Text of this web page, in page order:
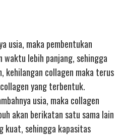
usia, maka pembentukan
waktu lebih panjang, sehingga
kehilangan collagen maka terus
yang terbentuk.
usia, maka collagen
akan berikatan satu sama lain
kuat, sehingga kapasitas